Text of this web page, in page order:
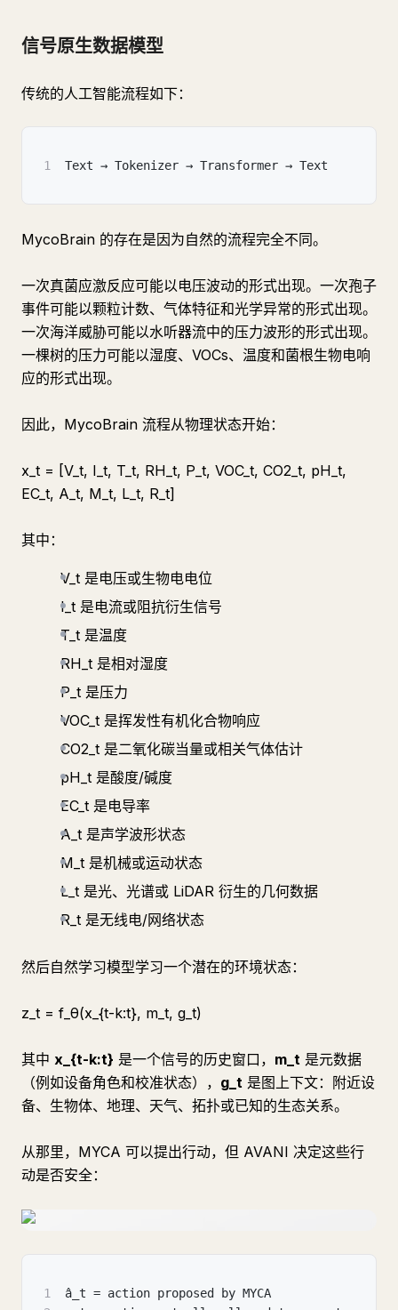
信号原生数据模型
传统的人工智能流程如下：
1 Text → Tokenizer → Transformer → Text
MycoBrain 的存在是因为自然的流程完全不同。
一次真菌应激反应可能以电压波动的形式出现。一次孢子
事件可能以颗粒计数、气体特征和光学异常的形式出现。
一次海洋威胁可能以水听器流中的压力波形的形式出现。
一棵树的压力可能以湿度、VOCs、温度和菌根生物电响
应的形式出现。
因此，MycoBrain 流程从物理状态开始：
x_t = [V_t, I_t, T_t, RH_t, P_t, VOC_t, CO2_t, pH_t,
EC_t, A_t, M_t, L_t, R_t]
其中：
V_t 是电压或生物电电位
I_t 是电流或阻抗衍生信号
T_t 是温度
RH_t 是相对湿度
P_t 是压力
VOC_t 是挥发性有机化合物响应
CO2_t 是二氧化碳当量或相关气体估计
pH_t 是酸度/碱度
EC_t 是电导率
A_t 是声学波形状态
M_t 是机械或运动状态
L_t 是光、光谱或 LiDAR 衍生的几何数据
R_t 是无线电/网络状态
然后自然学习模型学习一个潜在的环境状态：
z_t = f_θ(x_{t-k:t}, m_t, g_t)
其中 x_{t-k:t} 是一个信号的历史窗口， m_t 是元数据
（例如设备角色和校准状态）， g_t 是图上下文：附近设
备、生物体、地理、天气、拓扑或已知的生态关系。
从那里，MYCA 可以提出行动，但 AVANI 决定这些行
动是否安全：
1
â_t = action proposed by MYCA